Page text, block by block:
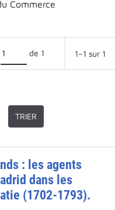
Commerce
de 1 1–1 sur 1
TRIER
: les agents
dans les
(1702-1793).